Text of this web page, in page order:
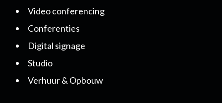
Video conferencing
Conferenties
Digital signage
Studio
Verhuur & Opbouw